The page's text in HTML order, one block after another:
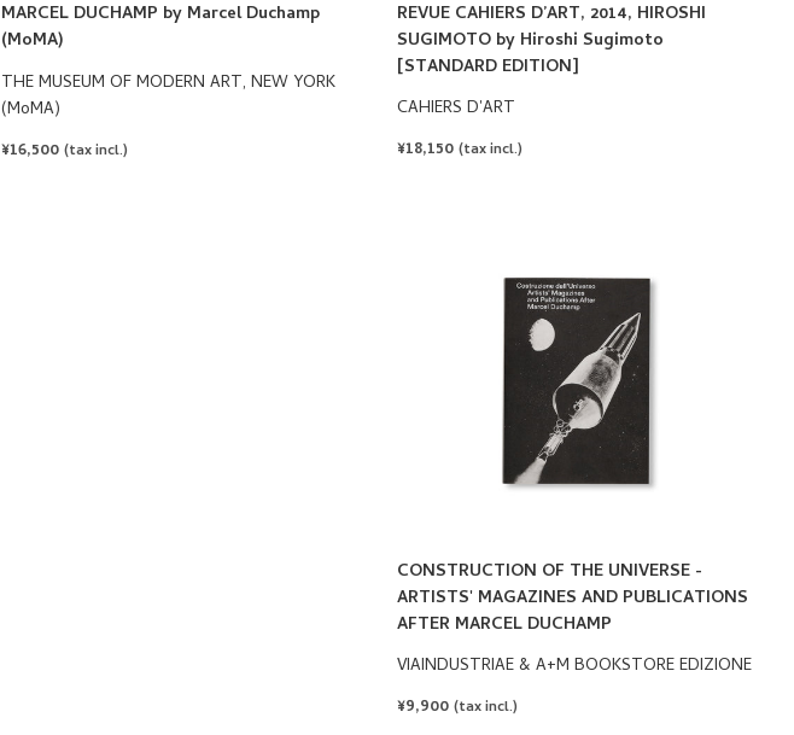
MARCEL DUCHAMP by Marcel Duchamp
(MoMA)
THE MUSEUM OF MODERN ART, NEW YORK
(MoMA)
REGULAR
¥16,500 (tax incl.)
REVUE CAHIERS D’ART, 2014, HIROSHI
SUGIMOTO by Hiroshi Sugimoto
[STANDARD EDITION]
CAHIERS D'ART
REGULAR
¥18,150 (tax incl.)
CONSTRUCTION OF THE UNIVERSE -
ARTISTS' MAGAZINES AND PUBLICATIONS
AFTER MARCEL DUCHAMP
VIAINDUSTRIAE & A+M BOOKSTORE EDIZIONE
REGULAR
¥9,900 (tax incl.)